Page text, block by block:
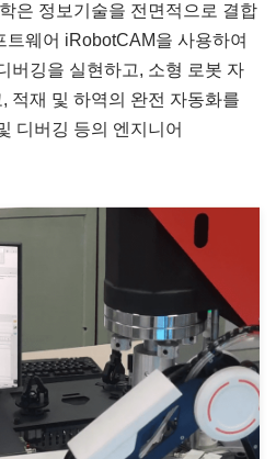
은 정보기술을 전면적으로 결합
웨어 iRobotCAM을 사용하여
버깅을 실현하고, 소형 로봇 자
적재 및 하역의 완전 자동화를
디버깅 등의 엔지니어